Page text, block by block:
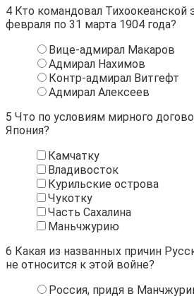
4 Кто командовал Тихоокеанской
февраля по 31 марта 1904 года?
Вице-адмирал Макаров
Адмирал Нахимов
Контр-адмирал Витгефт
Адмирал Алексеев
5 Что по условиям мирного
Япония?
Камчатку
Владивосток
Курильские острова
Чукотку
Часть Сахалина
Маньчжурию
6 Какая из названных причин
не относится к этой войне?
Россия, придя в